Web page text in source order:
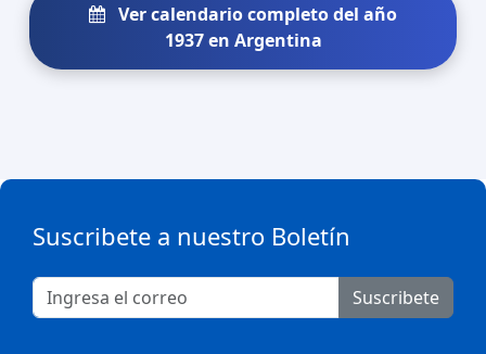
Ver calendario completo del año
1937 en Argentina
Suscribete a nuestro Boletín
Suscribete